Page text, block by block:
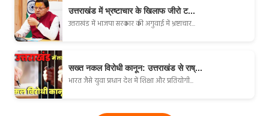
उत्तराखंड में भ्रष्टाचार के खिलाफ जीरो ट...
उत्तराखंड में भाजपा सरकार की अगुवाई में भ्रष्टाचार...
सख्त नकल विरोधी कानून: उत्तराखंड से राष्...
भारत जैसे युवा प्रधान देश में शिक्षा और प्रतियोगी...